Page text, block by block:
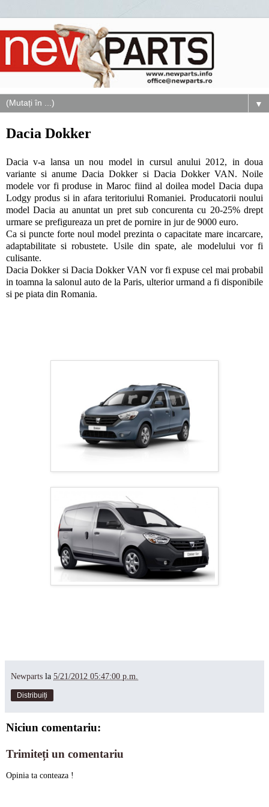
▼
Dacia Dokker
Dacia v-a lansa un nou model in cursul anului 2012, in doua
variante si anume Dacia Dokker si Dacia Dokker VAN. Noile
modele vor fi produse in Maroc fiind al doilea model Dacia dupa
Lodgy produs si in afara teritoriului Romaniei. Producatorii noului
model Dacia au anuntat un pret sub concurenta cu 20-25% drept
urmare se prefigureaza un pret de pornire in jur de 9000 euro.
Ca si puncte forte noul model prezinta o capacitate mare incarcare,
adaptabilitate si robustete. Usile din spate, ale modelului vor fi
culisante.
Dacia Dokker si Dacia Dokker VAN vor fi expuse cel mai probabil
in toamna la salonul auto de la Paris, ulterior urmand a fi disponibile
si pe piata din Romania.
Newparts la 5/21/2012 05:47:00 p.m.
Distribuiți
Niciun comentariu:
Trimiteți un comentariu
Opinia ta conteaza !